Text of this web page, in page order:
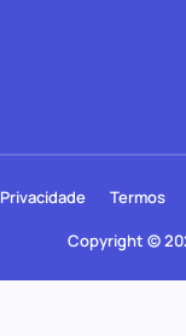
Copyright ©
Privacidade Termos